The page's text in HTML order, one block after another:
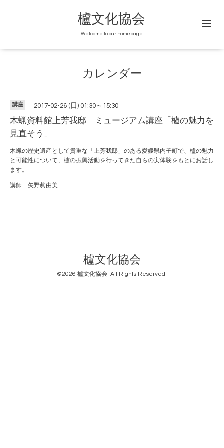
櫨文化協会
Welcome to our homepage
カレンダー
講座 2017-02-26 (日) 01:30～15:30
木蝋資料館上芳我邸 ミュージアム講座「櫨の魅力を
見直そう」
木蝋の歴史遺産として貴重な「上芳我邸」のある愛媛県内子町で、櫨の魅力
と可能性について、櫨の振興活動を行ってきた自らの実体験をもとにお話し
ます。
講師 矢野眞由美
櫨文化協会
©2026 櫨文化協会. All Rights Reserved.